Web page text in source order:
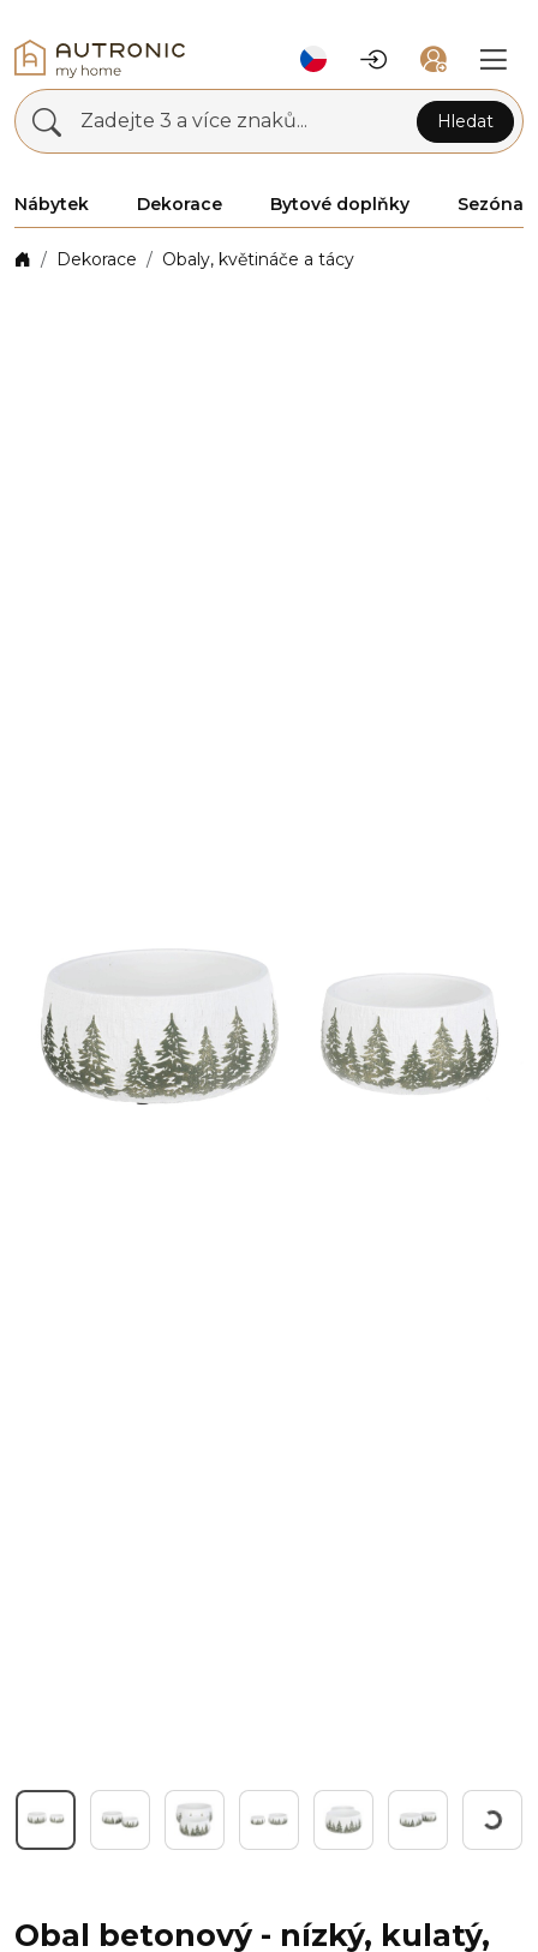
Zadejte 3 a více znaků... Hledat
Nábytek Dekorace Bytové doplňky Sezóna
Dekorace Obaly, květináče a tácy
Obal betonový - nízký, kulatý,